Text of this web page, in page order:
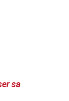
sa